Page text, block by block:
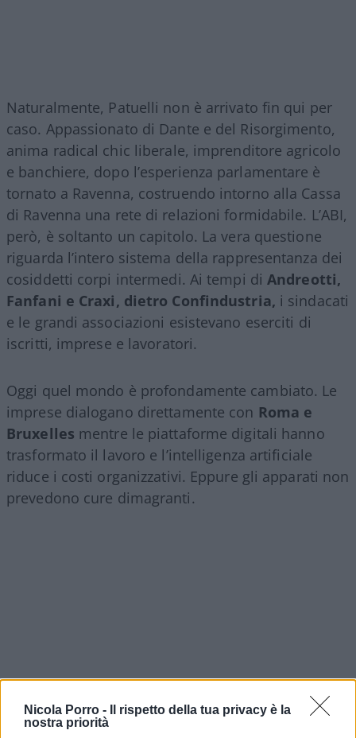
Nicola Porro -
Il rispetto della tua privacy è la
nostra priorità
Naturalmente, Patuelli non è arrivato fin qui per
caso. Appassionato di Dante e del Risorgimento,
anima radical chic liberale, imprenditore agricolo
e banchiere, dopo l’esperienza parlamentare è
tornato a Ravenna, costruendo intorno alla Cassa
di Ravenna una rete di relazioni formidabile. L’ABI,
però, è soltanto un capitolo. La vera questione
riguarda l’intero sistema della rappresentanza dei
cosiddetti corpi intermedi. Ai tempi diAndreotti,
Fanfani e Craxi, dietro Confindustria, i sindacati
e le grandi associazioni esistevano eserciti di
iscritti, imprese e lavoratori.
Oggi quel mondo è profondamente cambiato. Le
imprese dialogano direttamente con Roma e
Bruxelles mentre le piattaforme digitali hanno
trasformato il lavoro e l’intelligenza artificiale
riduce i costi organizzativi. Eppure gli apparati non
prevedono cure dimagranti.